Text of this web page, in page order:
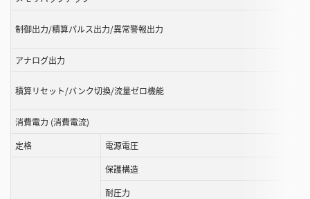
制御出力/積算パルス出力/異常警報出力
アナログ出力
積算リセット/バンク切換/流量ゼロ機能
消費電力 (消費電流)
定格
電源電圧
保護構造
耐圧力